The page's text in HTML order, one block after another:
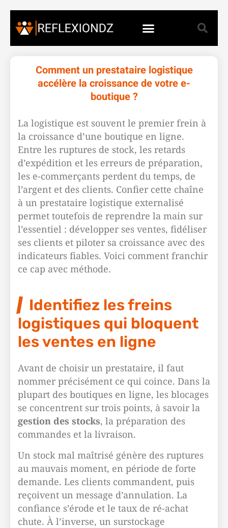
Comment un prestataire logistique
accélère la croissance de votre e-
boutique ?
La logistique est souvent le premier frein à
la croissance d’une boutique en ligne.
Entre les ruptures de stock, les retards
d’expédition et les erreurs de préparation,
les e-commerçants perdent du temps, de
l’argent et des clients. Confier cette chaîne
à un prestataire logistique externalisé
permet toutefois de reprendre la main sur
l’essentiel : développer ses ventes, fidéliser
ses clients et piloter sa croissance avec des
indicateurs fiables. Voici comment franchir
ce cap avec méthode.
Identifiez les freins
logistiques qui bloquent
les ventes en ligne
Avant de choisir un prestataire, il faut
nommer précisément ce qui coince. Dans la
plupart des boutiques en ligne, les blocages
se concentrent sur trois points, à savoir la
gestion des stocks, la préparation des
commandes et la livraison.
Un stock mal maîtrisé génère des ruptures
au mauvais moment, en période de forte
demande. Les clients commandent, puis
reçoivent un message d’annulation. La
confiance s’érode et le taux de ré-achat
chute. À l’inverse, un surstockage